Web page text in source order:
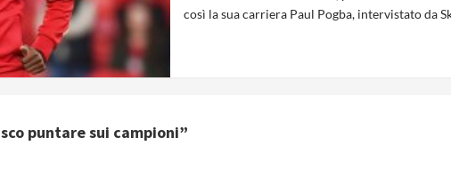
così la sua carriera Paul Pogba, intervistato da
puntare sui campioni”